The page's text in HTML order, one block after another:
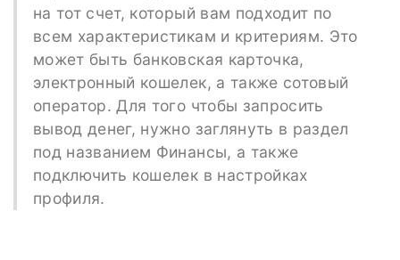
на тот счет, который вам подходит по
всем характеристикам и критериям. Это
может быть банковская карточка,
электронный кошелек, а также сотовый
оператор. Для того чтобы запросить
вывод денег, нужно заглянуть в раздел
под названием Финансы, а также
подключить кошелек в настройках
профиля.